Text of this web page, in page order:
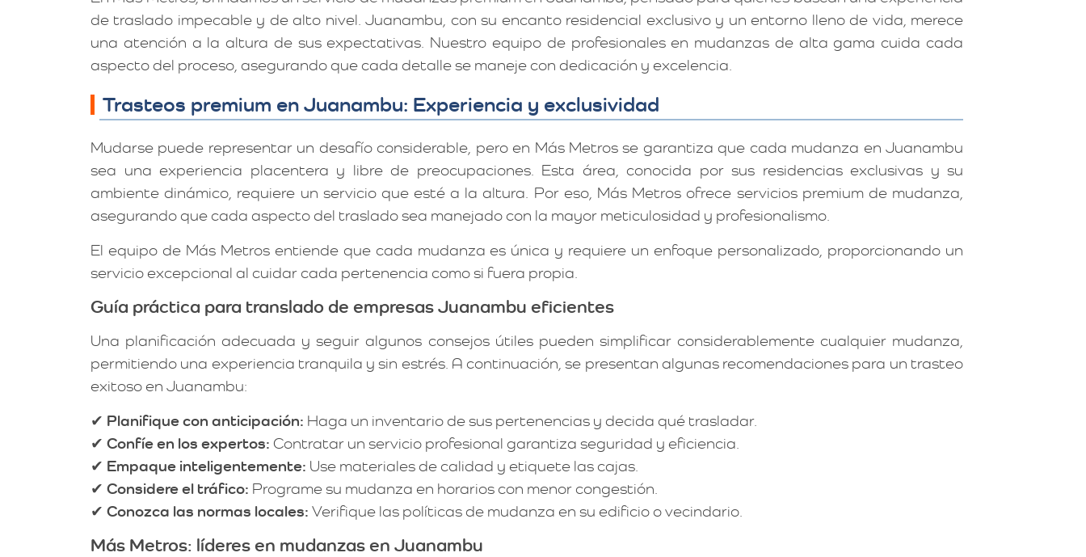
de traslado impecable y de alto nivel. Juanambu, con su encanto residencial exclusivo y un entorno lleno de vida, merece
una atención a la altura de sus expectativas. Nuestro equipo de profesionales en mudanzas de alta gama cuida cada
aspecto del proceso, asegurando que cada detalle se maneje con dedicación y excelencia.
Trasteos premium en Juanambu: Experiencia y exclusividad
Mudarse puede representar un desafío considerable, pero en Más Metros se garantiza que cada mudanza en Juanambu
sea una experiencia placentera y libre de preocupaciones. Esta área, conocida por sus residencias exclusivas y su
ambiente dinámico, requiere un servicio que esté a la altura. Por eso, Más Metros ofrece servicios premium de mudanza,
asegurando que cada aspecto del traslado sea manejado con la mayor meticulosidad y profesionalismo.
El equipo de Más Metros entiende que cada mudanza es única y requiere un enfoque personalizado, proporcionando un
servicio excepcional al cuidar cada pertenencia como si fuera propia.
Guía práctica para translado de empresas Juanambu eficientes
Una planificación adecuada y seguir algunos consejos útiles pueden simplificar considerablemente cualquier mudanza,
permitiendo una experiencia tranquila y sin estrés. A continuación, se presentan algunas recomendaciones para un trasteo
exitoso en Juanambu:
✔ Planifique con anticipación: Haga un inventario de sus pertenencias y decida qué trasladar.
✔ Confíe en los expertos: Contratar un servicio profesional garantiza seguridad y eficiencia.
✔ Empaque inteligentemente: Use materiales de calidad y etiquete las cajas.
✔ Considere el tráfico: Programe su mudanza en horarios con menor congestión.
✔ Conozca las normas locales: Verifique las políticas de mudanza en su edificio o vecindario.
Más Metros: líderes en mudanzas en Juanambu